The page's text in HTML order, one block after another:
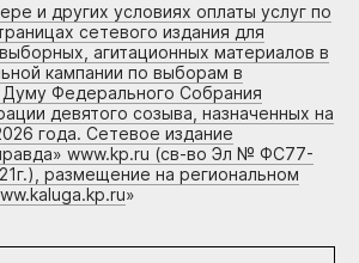
и других условиях оплаты услуг по
сетевого издания для
агитационных материалов в
кампании по выборам в
Федерального Собрания
девятого созыва, назначенных на
года. Сетевое издание
www.kp.ru (св-во Эл № ФС77-
размещение на региональном
»